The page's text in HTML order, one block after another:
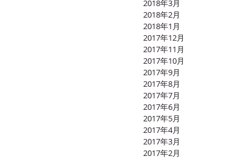
2018年3月
2018年2月
2018年1月
2017年12月
2017年11月
2017年10月
2017年9月
2017年8月
2017年7月
2017年6月
2017年5月
2017年4月
2017年3月
2017年2月